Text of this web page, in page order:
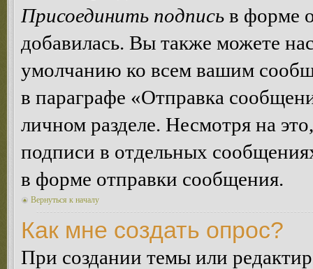
Присоединить подпись в форме
добавилась. Вы также можете
умолчанию ко всем вашим
в параграфе «Отправка
личном разделе. Несмотря на
подписи в отдельных
в форме отправки сообщения.
Вернуться к началу
Как мне создать опрос?
При создании темы или